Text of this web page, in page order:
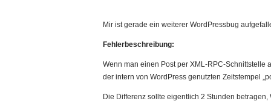
Mir ist gerade ein weiterer WordPressbug
Fehlerbeschreibung:
Wenn man einen Post per XML-RPC-Schnittstelle
der intern von WordPress genutzten Zeitstempel
Die Differenz sollte eigentlich 2 Stunden